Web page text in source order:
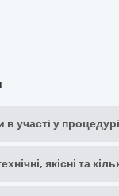
участі у процедурі
якісні та